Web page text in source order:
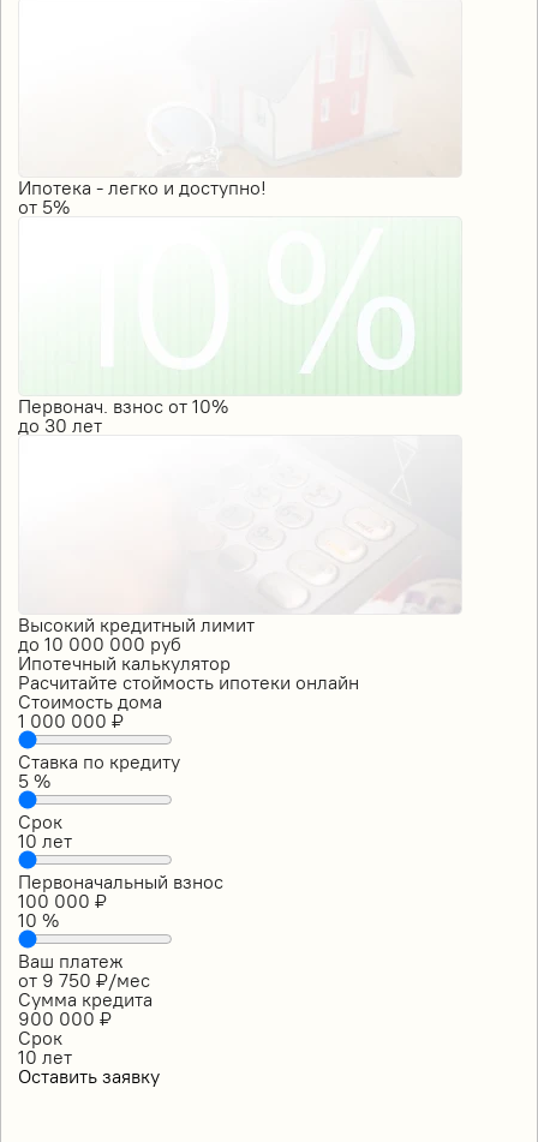
Ипотека - легко и доступно!
от 5%
Первонач. взнос от 10%
до 30 лет
Высокий кредитный лимит
до 10 000 000 руб
Ипотечный калькулятор
Расчитайте стоймость ипотеки онлайн
Стоимость дома
1 000 000 ₽
Ставка по кредиту
5 %
Срок
10 лет
Первоначальный взнос
100 000 ₽
10 %
Ваш платеж
от 9 750 ₽/мес
Сумма кредита
900 000 ₽
Срок
10 лет
Оставить заявку